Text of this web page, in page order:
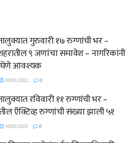
गुरुवारी १७ रुग्णांची भर –
९ जणांचा समावेश – नागरिकांनी
आवश्यक
20/01/2022 0
रविवारी ११ रुग्णांची भर –
ऍक्टिव्ह रुग्णांची संख्या झाली ५१
16/01/2022 0